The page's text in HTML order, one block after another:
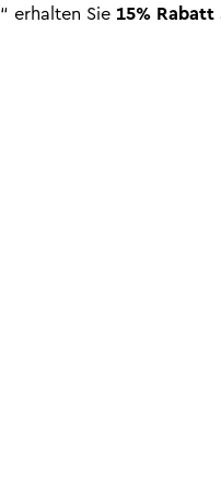
“ erhalten Sie 15% Rabatt